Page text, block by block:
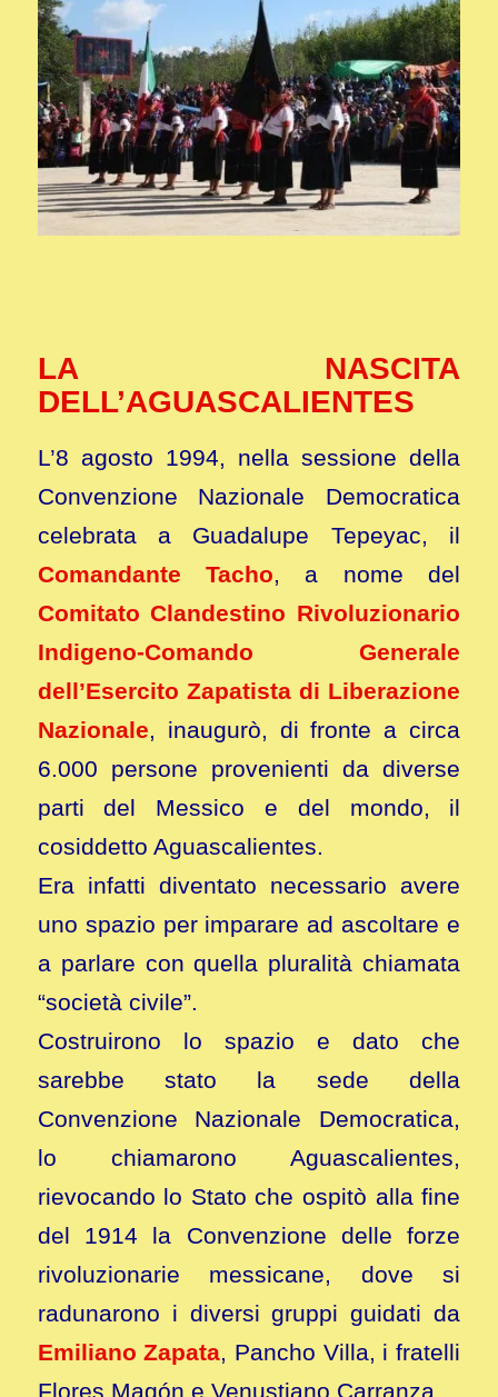
LA NASCITA
DELL’AGUASCALIENTES
L’8 agosto 1994, nella sessione della
Convenzione Nazionale Democratica
celebrata a Guadalupe Tepeyac, il
Comandante Tacho, a nome del
Comitato Clandestino Rivoluzionario
Indigeno-Comando Generale
dell’Esercito Zapatista di Liberazione
Nazionale, inaugurò, di fronte a circa
6.000 persone provenienti da diverse
parti del Messico e del mondo, il
cosiddetto Aguascalientes.
Era infatti diventato necessario avere
uno spazio per imparare ad ascoltare e
a parlare con quella pluralità chiamata
“società civile”.
Costruirono lo spazio e dato che
sarebbe stato la sede della
Convenzione Nazionale Democratica,
lo chiamarono Aguascalientes,
rievocando lo Stato che ospitò alla fine
del 1914 la Convenzione delle forze
rivoluzionarie messicane, dove si
radunarono i diversi gruppi guidati da
Emiliano Zapata, Pancho Villa, i fratelli
Flores Magón e Venustiano Carranza.